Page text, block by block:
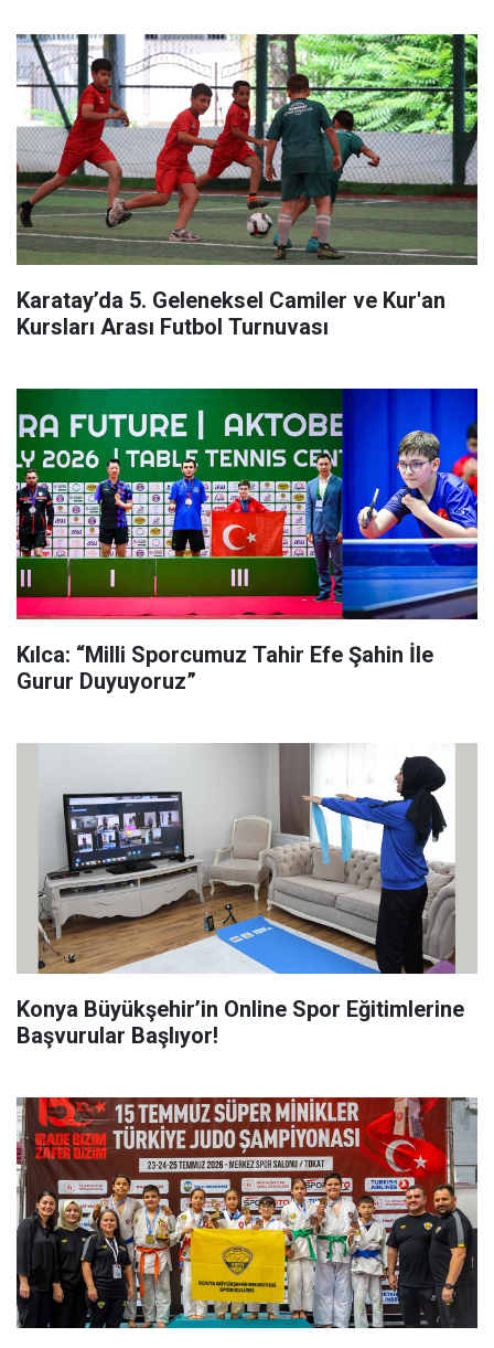
Karatay’da 5. Geleneksel Camiler ve Kur'an
Kursları Arası Futbol Turnuvası
Kılca: “Milli Sporcumuz Tahir Efe Şahin İle
Gurur Duyuyoruz”
Konya Büyükşehir’in Online Spor Eğitimlerine
Başvurular Başlıyor!